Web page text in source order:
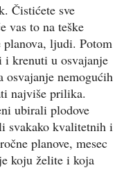
Čistićete sve
vas to na teške
planova, ljudi. Potom
i krenuti u osvajanje
osvajanje nemogućih
najviše prilika.
ubirali plodove
svakako kvalitetnih i
planove, mesec
koju želite i koja